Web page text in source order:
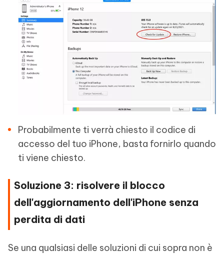
Probabilmente ti verrà chiesto il codice di
accesso del tuo iPhone, basta fornirlo quando
ti viene chiesto.
Soluzione 3: risolvere il blocco
dell'aggiornamento dell'iPhone senza
perdita di dati
Se una qualsiasi delle soluzioni di cui sopra non è